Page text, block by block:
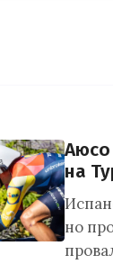
Аюсо
на
но